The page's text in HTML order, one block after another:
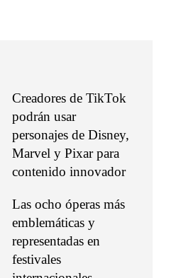
Creadores de TikTok
podrán usar
personajes de Disney,
Marvel y Pixar para
contenido innovador
Las ocho óperas más
emblemáticas y
representadas en
festivales